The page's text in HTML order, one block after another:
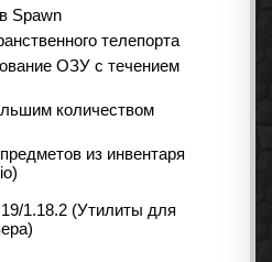
Spawn
телепорта
ОЗУ с течением
количеством
из инвентаря